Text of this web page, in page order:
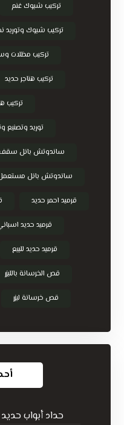
تركيب شبوك غنم
تركيب شبوك وتوريد
تركيب مظلات
تركيب هناجر حديد
تركيب
توريد وتصنيع
ساندوتش بانل سقف
ساندوتش بانل مستعمل
قرميد احمر حديد
قرميد حديد
قرميد حديد للبيع
قص الخرسانة بالليزر
قص خرسانة ليزر
حداد أبواب حديد في